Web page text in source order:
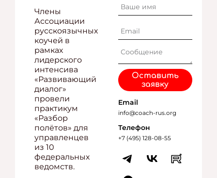
Члены
Ассоциации
русскоязычных
коучей в
рамках
лидерского
интенсива
«Развивающий
диалог»
провели
практикум
«Разбор
полётов» для
управленцев
из 10
федеральных
ведомств.
Оставить
заявку
Email
info@coach-rus.org
Телефон
+7 (495) 128-08-55